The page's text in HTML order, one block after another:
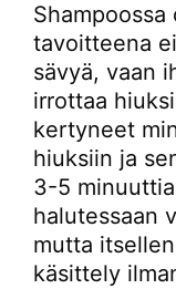
tavoitteena
sävyä, vaan
irrottaa
kertyneet
hiuksiin ja
3-5
halutessaan
mutta
käsittely